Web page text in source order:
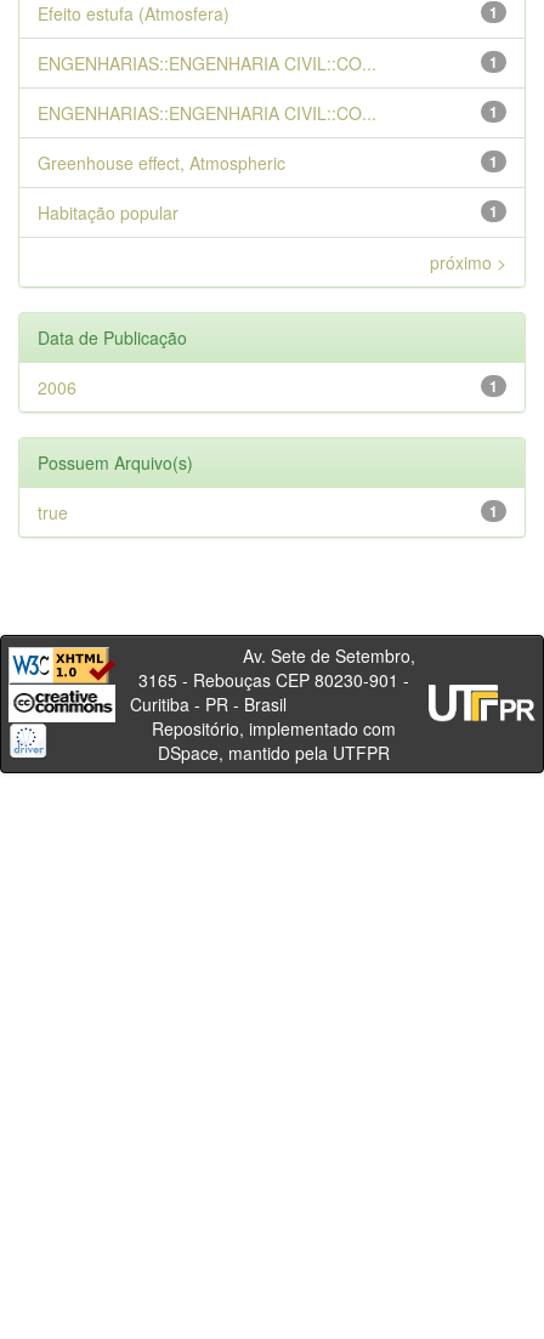
1
Efeito estufa (Atmosfera)
1
ENGENHARIAS::ENGENHARIA CIVIL::CO...
1
ENGENHARIAS::ENGENHARIA CIVIL::CO...
1
Greenhouse effect, Atmospheric
1
Habitação popular
próximo >
Data de Publicação
1
2006
Possuem Arquivo(s)
1
true
Av. Sete de Setembro,
3165 - Rebouças CEP 80230-901 -
Curitiba - PR - Brasil
Repositório, implementado com
DSpace, mantido pela UTFPR